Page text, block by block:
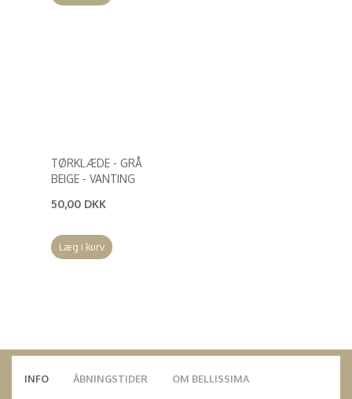
TØRKLÆDE - GRÅ
BEIGE - VANTING
50,00 DKK
Læg i kurv
INFO ÅBNINGSTIDER OM BELLISSIMA